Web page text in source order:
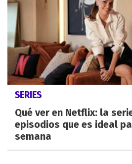
SERIES
Qué ver en Netflix: la
episodios que es ideal
semana